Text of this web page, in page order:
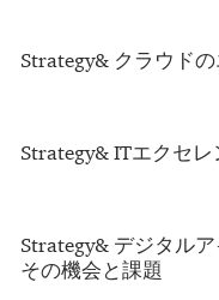
Strategy& クラウド
Strategy& ITエクセ
Strategy& デジタル
その機会と課題